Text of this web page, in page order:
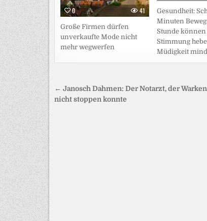
0 41
Große Firmen dürfen
unverkaufte Mode nicht
mehr wegwerfen
Gesundheit:
Minuten
Stunde können
Stimmung
Müdigkeit
Beitragsnavigation
← Janosch Dahmen: Der Notarzt, der
nicht stoppen konnte